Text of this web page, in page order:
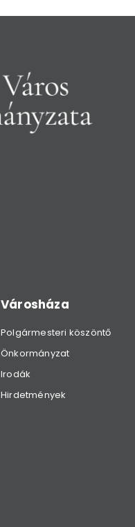
Városháza
Polgármesteri köszöntő
Önkormányzat
Irodák
Hirdetmények